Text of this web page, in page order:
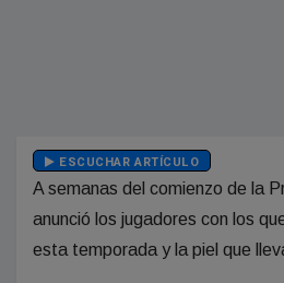
ESCUCHAR ARTÍCULO
A semanas del comienzo de la
anunció los jugadores con los
esta temporada y la piel que